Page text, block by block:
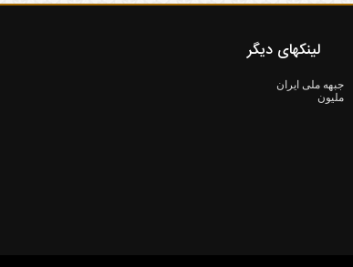
لینکهای دیگر
جبهه ملی ایران
ملیون